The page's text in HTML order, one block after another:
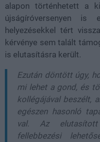
alapon történhetett a
újságíróversenyen is
helyezésekkel tért
kérvénye sem talált
is elutasításra került.
Ezután döntött úgy,
mi lehet a gond, és
kollégájával beszélt,
egészen hasonló
val. Az
fellebbezési